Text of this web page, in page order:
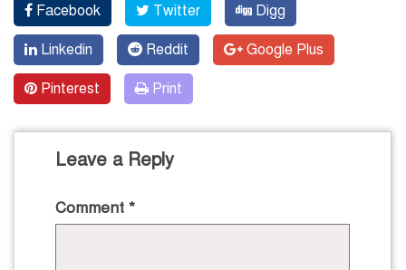
Facebook Twitter Digg
Linkedin Reddit Google Plus
Pinterest Print
Leave a Reply
Comment *